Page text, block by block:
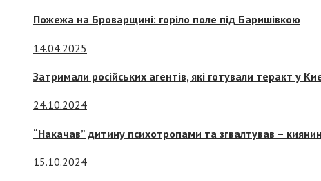
Пожежа на Броварщині: горіло поле під Баришівкою
14.04.2025
Затримали російських агентів, які готували теракт у
24.10.2024
“Накачав” дитину психотропами та згвалтував –
15.10.2024